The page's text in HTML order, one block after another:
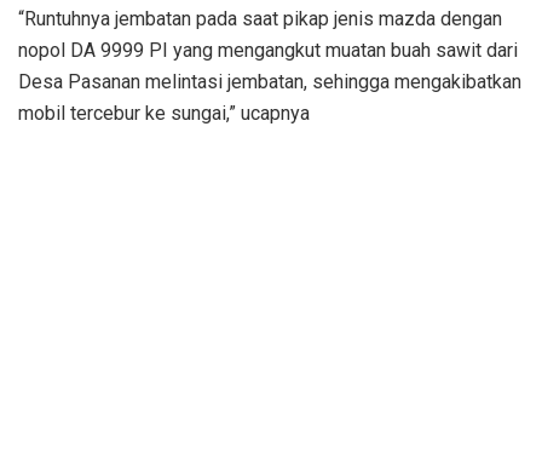
“Runtuhnya jembatan pada saat pikap jenis mazda dengan
nopol DA 9999 PI yang mengangkut muatan buah sawit dari
Desa Pasanan melintasi jembatan, sehingga mengakibatkan
mobil tercebur ke sungai,” ucapnya